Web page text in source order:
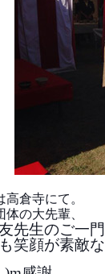
高倉寺にて。
体の大先輩、
先生のご一
笑顔が素敵